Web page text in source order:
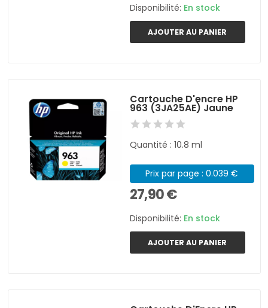
Disponibilité: En stock
AJOUTER AU PANIER
Cartouche D'encre HP
963 (3JA25AE) Jaune
Quantité : 10.8 ml
Prix par page : 0.039 €
27,90 €
Disponibilité: En stock
AJOUTER AU PANIER